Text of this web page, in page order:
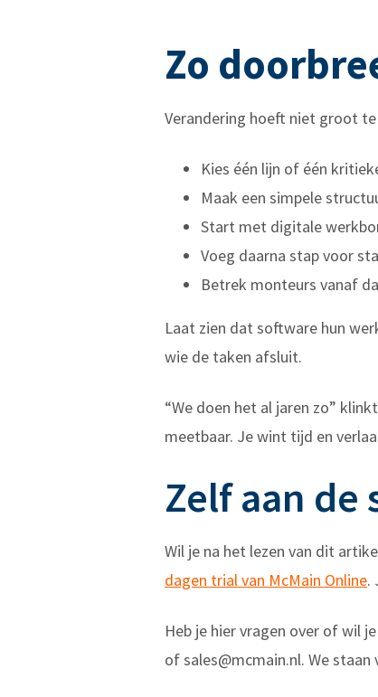
Zo
Verandering hoeft niet groot
Kies één lijn of één
Maak een simpele
Start met digitale
Voeg daarna stap voor
Betrek monteurs vanaf
Laat zien dat software hun
wie de taken afsluit.
“We doen het al jaren zo”
meetbaar. Je wint tijd en
Zelf aan de
Wil je na het lezen van dit
dagen trial van McMain Online.
Heb je hier vragen over of wil
ofsales@mcmain.nl. We staan